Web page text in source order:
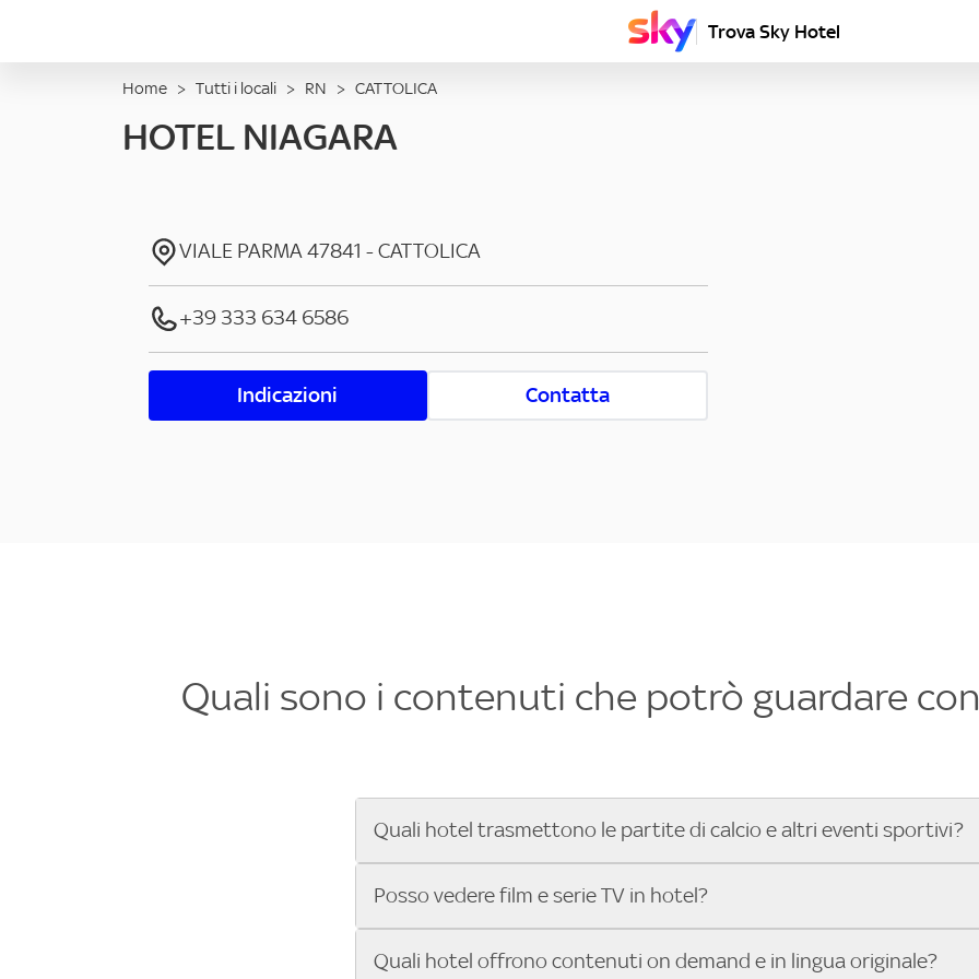
Trova Sky Hotel
Home > Tutti i locali > RN > CATTOLICA
HOTEL NIAGARA
VIALE PARMA47841 -CATTOLICA
+39 333 634 6586
Indicazioni Contatta
Quali sono i contenuti che potrò guardare
Quali hotel trasmettono le partite di calcio e altri eventi sportivi?
Se cerchi un hotel dove poter vedere le partite di Serie A, UEFA Champions
che trasmette gli eventi sportivi.
Posso vedere film e serie TV in hotel?
Sì, gli hotel che hanno Sky in camera offrono una vasta selezione di film
Quali hotel offrono contenuti on demand e in lingua originale?